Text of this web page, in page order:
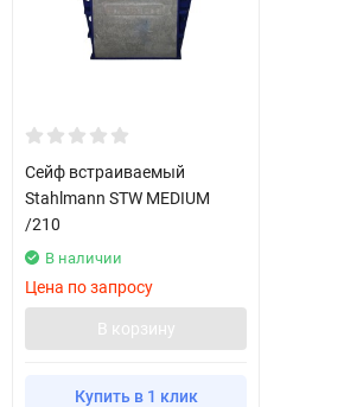
Сейф встраиваемый
Stahlmann STW MEDIUM
/210
В наличии
Цена по запросу
В корзину
Купить в 1 клик